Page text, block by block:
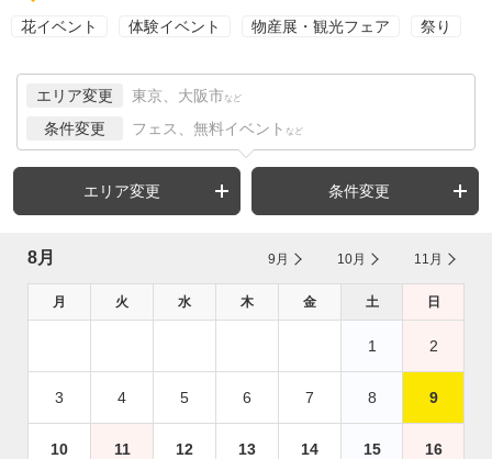
花イベント 体験イベント 物産展・観光フェア 祭り
エリア変更 東京、大阪市 など
条件変更 フェス、無料イベント など
エリア変更 条件変更
8月 9月 10月 11月
月 火 水 木 金 土 日
1 2
3 4 5 6 7 8 9
10 11 12 13 14 15 16